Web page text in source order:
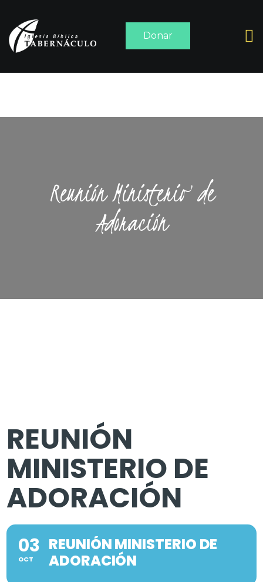
Donar
Reunión Ministerio de
Adoración
SERMONES
REUNIÓN
MINISTERIO DE
ADORACIÓN
03
OCT
REUNIÓN MINISTERIO DE
ADORACIÓN